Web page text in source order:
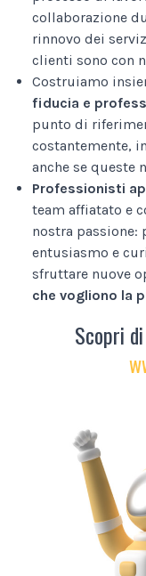
collaborazione
rinnovo dei
clienti sono con
Costruiamo
fiducia e
punto di
costantemente,
anche se queste
Professionisti
team affiatato e
nostra passione:
entusiasmo e
sfruttare nuove
che vogliono la
Scopri